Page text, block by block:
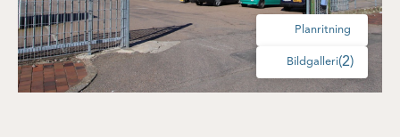
Planritning
Bildgalleri(2)